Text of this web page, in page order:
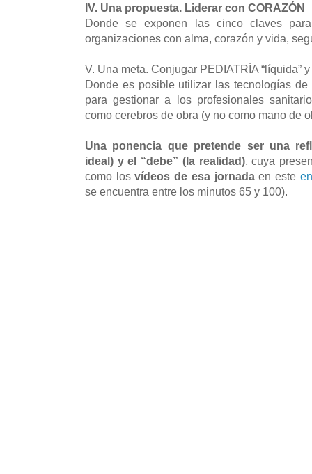
IV. Una propuesta. Liderar con CORAZÓN
Donde se exponen las cinco claves
organizaciones con alma, corazón y vida,
V. Una meta. Conjugar PEDIATRÍA “líquida”
Donde es posible utilizar las tecnologías
para gestionar a los profesionales
como cerebros de obra (y no como mano de
Una ponencia que pretende ser una
ideal) y el “debe” (la realidad), cuya
como losvídeos de esa jornadaen este
se encuentra entre los minutos 65 y 100).